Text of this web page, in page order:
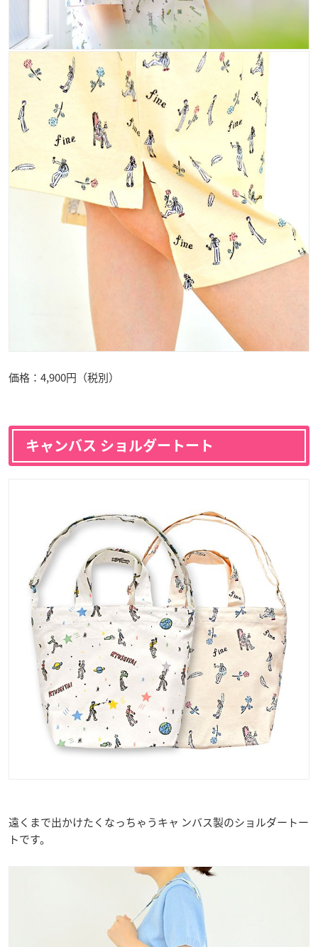
価格：4,900円（税別）
キャンバス ショルダートート
遠くまで出かけたくなっちゃうキャ ンバス製のショルダートー
トです。